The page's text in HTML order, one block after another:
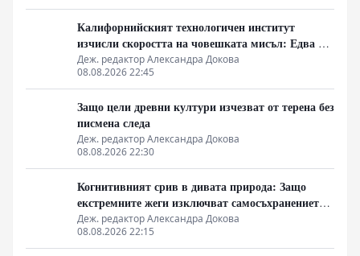
Калифорнийският технологичен институт
изчисли скоростта на човешката мисъл: Едва 10
бита в секунда
Деж. редактор Александра Докова
08.08.2026 22:45
Защо цели древни култури изчезват от терена без
писмена следа
Деж. редактор Александра Докова
08.08.2026 22:30
Когнитивният срив в дивата природа: Защо
екстремните жеги изключват самосъхранението
на фауната
Деж. редактор Александра Докова
08.08.2026 22:15